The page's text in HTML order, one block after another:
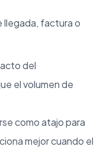
llegada, factura o
del
el volumen de
como atajo para
mejor cuando el